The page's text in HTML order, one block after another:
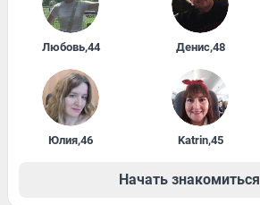
Любовь,44 Денис,48
Юлия,46 Katrin,45
Начать знакомиться